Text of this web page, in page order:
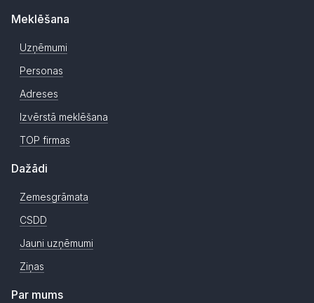
Meklēšana
Uzņēmumi
Personas
Adreses
Izvērstā meklēšana
TOP firmas
Dažādi
Zemesgrāmata
CSDD
Jauni uzņēmumi
Ziņas
Par mums